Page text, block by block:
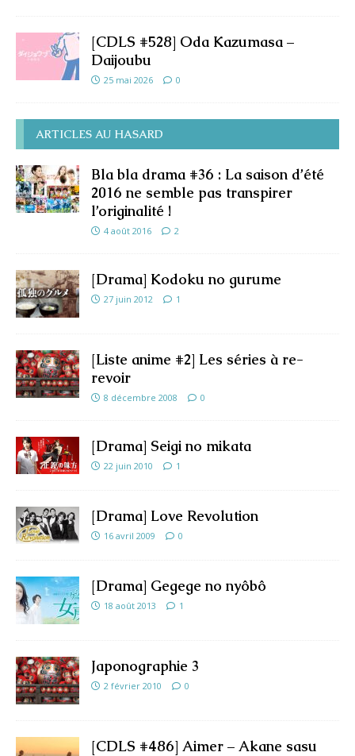
[CDLS #528] Oda Kazumasa –
Daijoubu
25 mai 2026 0
ARTICLES AU HASARD
Bla bla drama #36 : La saison d’été
2016 ne semble pas transpirer
l’originalité !
4 août 2016 2
[Drama] Kodoku no gurume
27 juin 2012 1
[Liste anime #2] Les séries à re-
revoir
8 décembre 2008 0
[Drama] Seigi no mikata
22 juin 2010 1
[Drama] Love Revolution
16 avril 2009 0
[Drama] Gegege no nyôbô
18 août 2013 1
Japonographie 3
2 février 2010 0
[CDLS #486] Aimer – Akane sasu